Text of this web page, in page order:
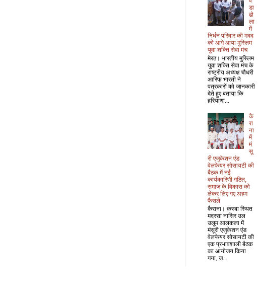
डा
ढो
ला
में
निर्धन परिवार की मदद
को आगे आया मुस्लिम
युवा शक्ति सेवा मंच
मेरठ। भारतीय मुस्लिम
युवा शक्ति सेवा मंच के
राष्ट्रीय अध्यक्ष चौधरी
आरिफ भारती ने
पत्रकारों को जानकारी
देते हुए बताया कि
हरियाणा...
कै
रा
ना
में
मं
सू
री एजुकेशन एंड
वेलफेयर सोसायटी की
बैठक में नई
कार्यकारिणी गठित,
समाज के विकास को
लेकर लिए गए अहम
फैसले
कैराना। कस्बा स्थित
मदरसा नासिर उल
उलूम आलकला में
मंसूरी एजुकेशन एंड
वेलफेयर सोसायटी की
एक प्रभावशाली बैठक
का आयोजन किया
गया, ज...